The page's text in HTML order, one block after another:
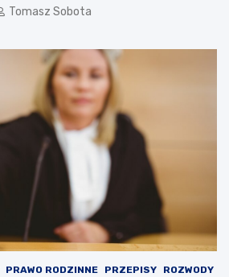
Tomasz Sobota
PRAWO RODZINNE PRZEPISY ROZWODY